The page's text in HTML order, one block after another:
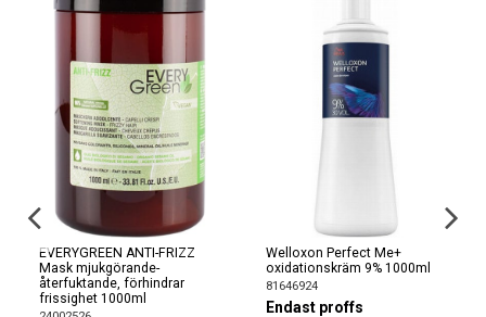
EVERYGREEN ANTI-FRIZZ
Mask mjukgörande-
återfuktande, förhindrar
frissighet 1000ml
Welloxon Perfect Me+
oxidationskräm 9% 1000ml
81646924
Endast proffs